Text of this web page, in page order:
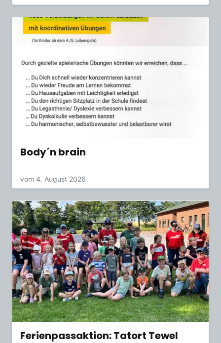
Body´n brain
vom 4. August 2026
Ferienpassaktion: Tatort Tewel